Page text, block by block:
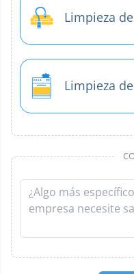
Limpieza
Limpieza